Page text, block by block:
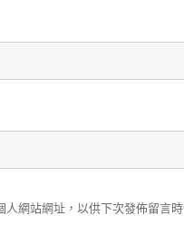
網站網址，以供下次發佈留言時